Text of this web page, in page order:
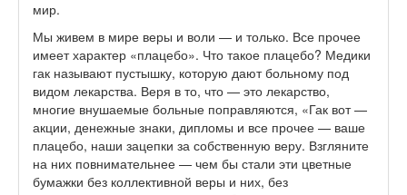
мир.
Мы живем в мире веры и воли — и только. Все прочее
имеет характер «плацебо». Что такое плацебо? Медики
гак называют пустышку, которую дают больному под
видом лекарства. Веря в то, что — это лекарство,
многие внушаемые больные поправляются, «Гак вот —
акции, денежные знаки, дипломы и все прочее — ваше
плацебо, наши зацепки за собственную веру. Взгляните
на них повнимательнее — чем бы стали эти цветные
бумажки без коллективной веры и них, без